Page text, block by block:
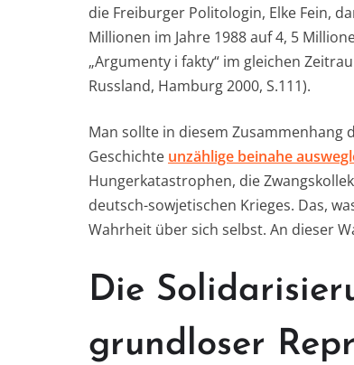
die Freiburger Politologin, Elke Fein,
Millionen im Jahre 1988 auf 4, 5
„Argumenty i fakty“ im gleichen
Russland, Hamburg 2000, S.111).
Man sollte in diesem Zusammenhang
Geschichte unzählige beinahe
Hungerkatastrophen, die
deutsch-sowjetischen Krieges. Das,
Wahrheit über sich selbst. An dieser
Die
grundloser